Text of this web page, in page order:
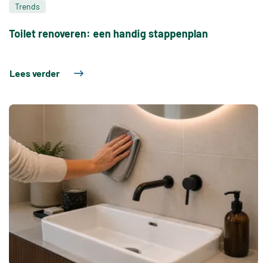
Trends
Toilet renoveren: een handig stappenplan
Lees verder